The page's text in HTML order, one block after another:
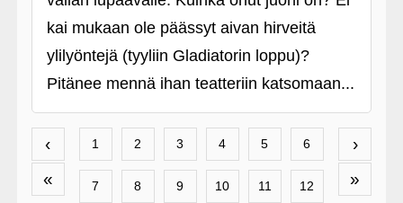
kai mukaan ole päässyt aivan hirveitä
ylilyöntejä (tyyliin Gladiatorin loppu)?
Pitänee mennä ihan teatteriin katsomaan...
‹
«
›
»
1 2 3 4 5 6
7 8 9 10 11 12